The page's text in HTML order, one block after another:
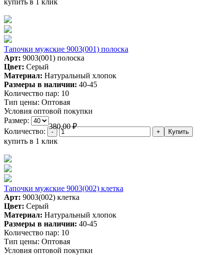
Тапочки мужские 9003(001) полоска
Арт: 9003(001) полоска
Цвет: Серый
Материал: Натуральный хлопок
Размеры в наличии: 40-45
Количество пар: 10
Тип цены: Оптовая
Условия оптовой покупки
Размер:
380,00₽
Количество:
купить в 1 клик
Тапочки мужские 9003(002) клетка
Арт: 9003(002) клетка
Цвет: Серый
Материал: Натуральный хлопок
Размеры в наличии: 40-45
Количество пар: 10
Тип цены: Оптовая
Условия оптовой покупки